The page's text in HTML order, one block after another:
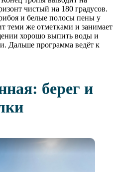
чистый на 180 градусов.
и белые полосы пены у
теми же отметками и занимает
хорошо выпить воды и
Дальше программа ведёт к
берег и